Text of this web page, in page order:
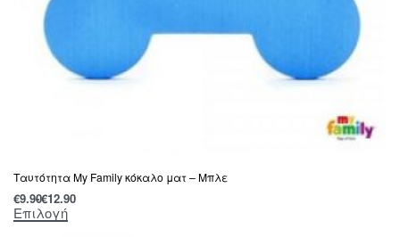
Tαυτότητα Μy Family κόκαλο ματ – Μπλε
€9.90€12.90
Επιλογή